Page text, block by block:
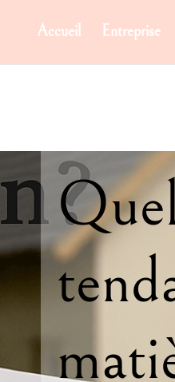
Accueil Entreprise